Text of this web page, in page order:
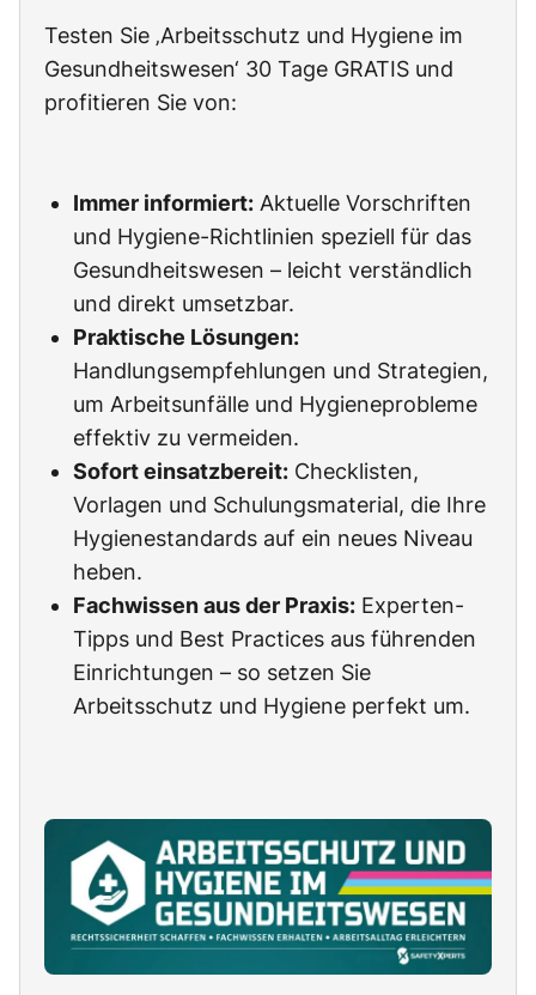
Testen Sie ‚Arbeitsschutz und Hygiene im
Gesundheitswesen‘ 30 Tage GRATIS und
profitieren Sie von:
Immer informiert: Aktuelle Vorschriften
und Hygiene-Richtlinien speziell für das
Gesundheitswesen – leicht verständlich
und direkt umsetzbar.
Praktische Lösungen:
Handlungsempfehlungen und Strategien,
um Arbeitsunfälle und Hygieneprobleme
effektiv zu vermeiden.
Sofort einsatzbereit: Checklisten,
Vorlagen und Schulungsmaterial, die Ihre
Hygienestandards auf ein neues Niveau
heben.
Fachwissen aus der Praxis: Experten-
Tipps und Best Practices aus führenden
Einrichtungen – so setzen Sie
Arbeitsschutz und Hygiene perfekt um.